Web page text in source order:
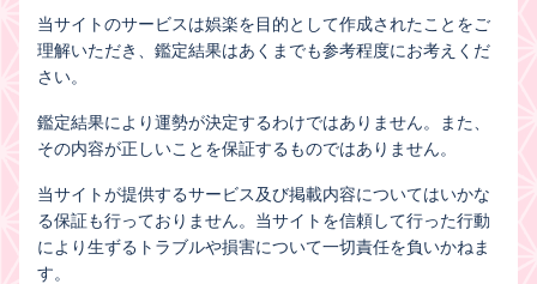
当サイトのサービスは娯楽を目的として作成されたことをご
理解いただき、鑑定結果はあくまでも参考程度にお考えくだ
さい。
鑑定結果により運勢が決定するわけではありません。また、
その内容が正しいことを保証するものではありません。
当サイトが提供するサービス及び掲載内容についてはいかな
る保証も行っておりません。当サイトを信頼して行った行動
により生ずるトラブルや損害について一切責任を負いかねま
す。